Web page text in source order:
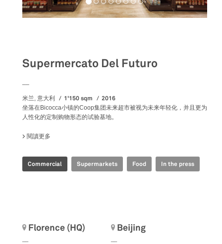
Supermercato Del Futuro
米兰, 意大利 1'150 sqm 2016
坐落在Bicocca小镇的Coop集团未来超市被视为未来年轻化，并且更为
人性化的定制购物形态的试验基地。
閱讀更多
Commercial Supermarkets Food In the press
Florence (HQ) Beijing